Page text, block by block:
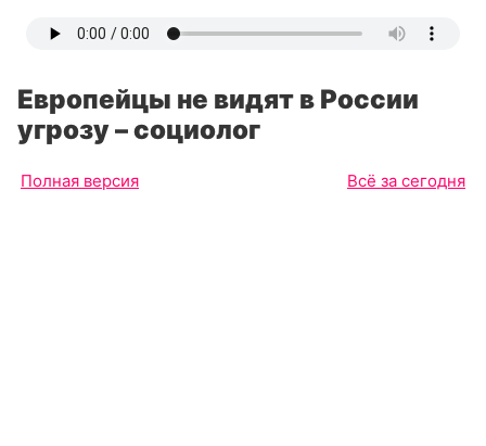
Европейцы не видят в России
угрозу – социолог
Полная версия Всё за сегодня